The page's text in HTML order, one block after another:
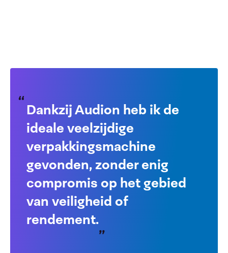
Dankzij Audion heb ik de
ideale veelzijdige
verpakkingsmachine
gevonden, zonder enig
compromis op het gebied
van veiligheid of
rendement.